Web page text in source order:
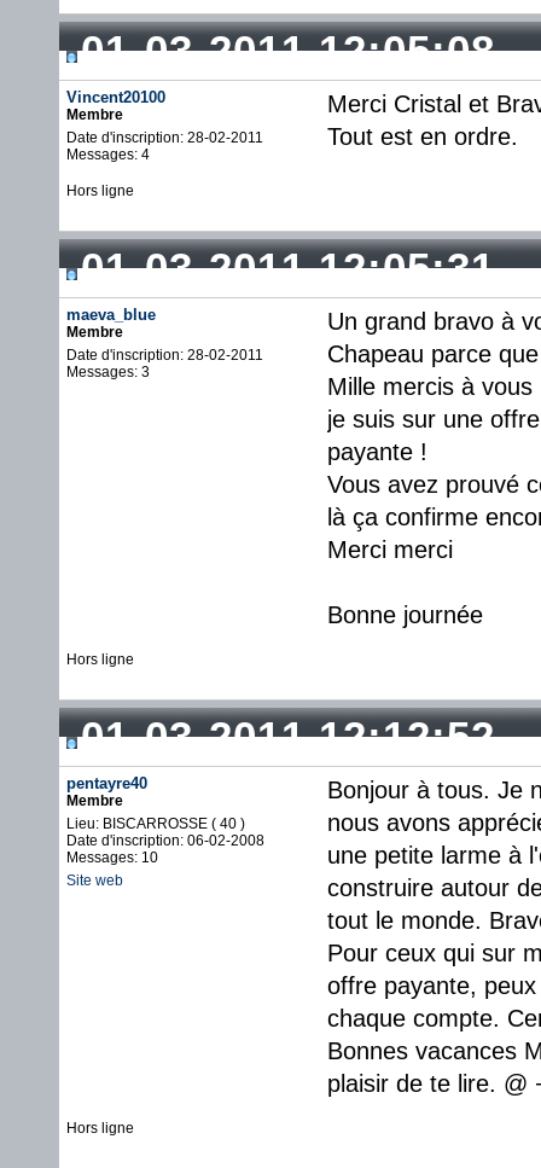
01-03-2011 12:05:08
Vincent20100
Membre
Date d'inscription: 28-02-2011
Messages: 4
Merci Cristal et
Tout est en ordre.
Hors ligne
01-03-2011 12:05:31
maeva_blue
Membre
Date d'inscription: 28-02-2011
Messages: 3
Un grand bravo à
Chapeau parce
Mille mercis à vous
je suis sur une
payante !
Vous avez prouvé
là ça confirme
Merci merci
Bonne journée
Hors ligne
01-03-2011 12:12:52
pentayre40
Membre
Lieu: BISCARROSSE ( 40 )
Date d'inscription: 06-02-2008
Messages: 10
Site web
Bonjour à tous. Je
nous avons
une petite larme à
construire autour
tout le monde.
Pour ceux qui sur
offre payante,
chaque compte.
Bonnes vacances
plaisir de te lire. @
Hors ligne